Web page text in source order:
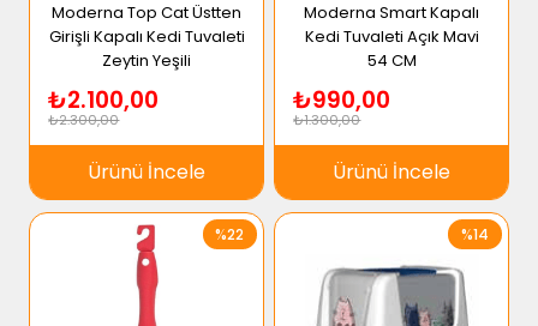
Moderna Top Cat Üstten
Girişli Kapalı Kedi Tuvaleti
Zeytin Yeşili
₺2.100,00
₺2.300,00
Ürünü İncele
Moderna Smart Kapalı
Kedi Tuvaleti Açık Mavi
54 CM
₺990,00
₺1.300,00
Ürünü İncele
%22 %14